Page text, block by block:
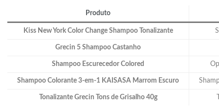
Produto
Kiss New York Color Change Shampoo Tonalizante
Grecin 5 Shampoo Castanho
Shampoo Escurecedor Colored
Shampoo Colorante 3‑em‑1 KAISASA Marrom Escuro
Tonalizante Grecin Tons de Grisalho 40g